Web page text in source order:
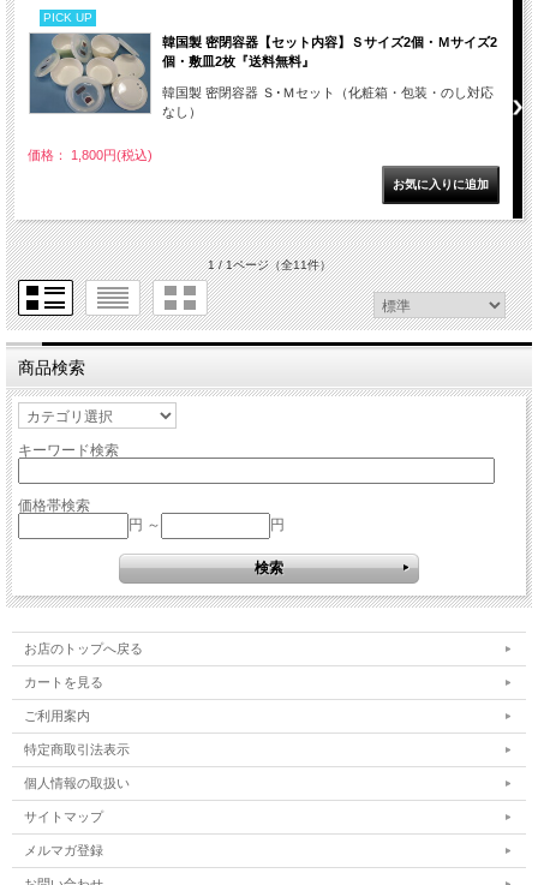
PICK UP
韓国製 密閉容器【セット内容】Ｓサイズ2個・Ｍサイズ2
個・敷皿2枚『送料無料』
韓国製 密閉容器 Ｓ･Ｍセット（化粧箱・包装・のし対応
なし）
価格： 1,800円(税込)
1 / 1ページ（全11件）
商品検索
キーワード検索
価格帯検索
円 ～
円
お店のトップへ戻る
カートを見る
ご利用案内
特定商取引法表示
個人情報の取扱い
サイトマップ
メルマガ登録